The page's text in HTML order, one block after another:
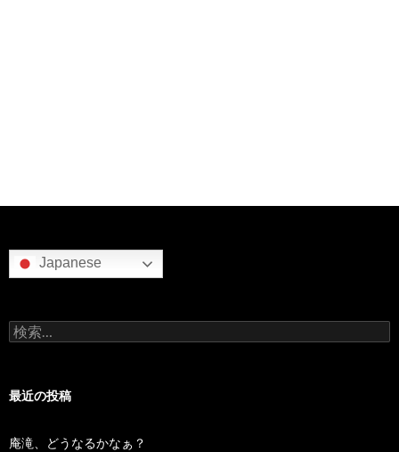
Japanese
検
索:
最近の投稿
庵滝、どうなるかなぁ？